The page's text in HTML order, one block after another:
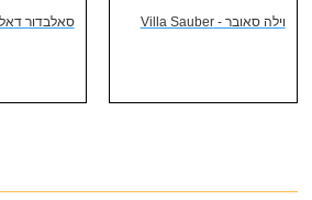
וילה סאובר - Villa Sauber סאלבדור